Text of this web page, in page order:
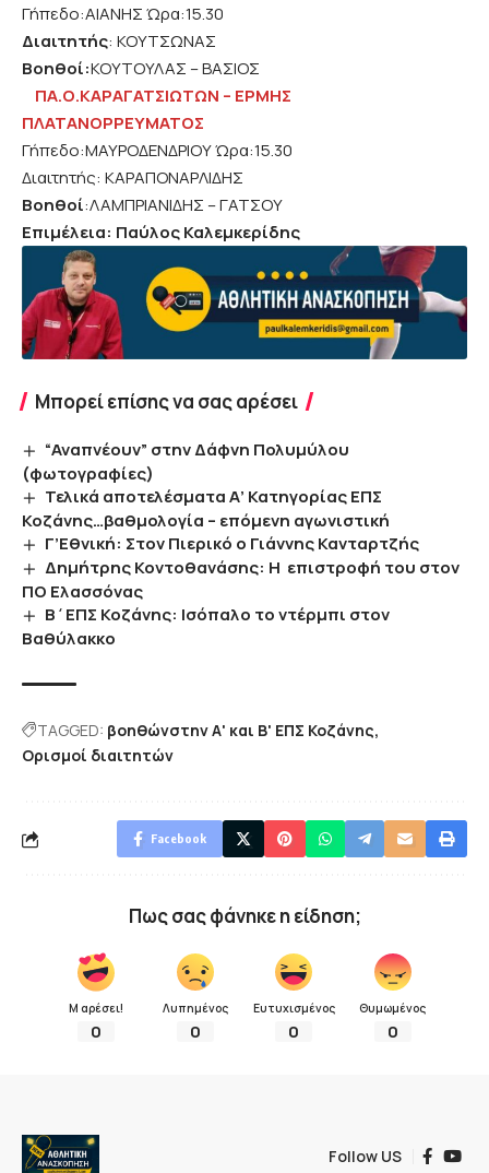
Γήπεδο:ΑΙΑΝΗΣ Ώρα:15.30
Διαιτητής: ΚΟΥΤΣΩΝΑΣ
Βοηθοί:ΚΟΥΤΟΥΛΑΣ – ΒΑΣΙΟΣ
ΠΑ.Ο.ΚΑΡΑΓΑΤΣΙΩΤΩΝ – ΕΡΜΗΣ
ΠΛΑΤΑΝΟΡΡΕΥΜΑΤΟΣ
Γήπεδο:ΜΑΥΡΟΔΕΝΔΡΙΟΥ Ώρα:15.30
Διαιτητής: ΚΑΡΑΠΟΝΑΡΛΙΔΗΣ
Βοηθοί:ΛΑΜΠΡΙΑΝΙΔΗΣ – ΓΑΤΣΟΥ
Επιμέλεια: Παύλος Καλεμκερίδης
Μπορεί επίσης να σας αρέσει
“Αναπνέουν” στην Δάφνη Πολυμύλου
(φωτογραφίες)
Τελικά αποτελέσματα Α’ Κατηγορίας ΕΠΣ
Κοζάνης…βαθμολογία – επόμενη αγωνιστική
Γ’Εθνική: Στον Πιερικό ο Γιάννης Κανταρτζής
Δημήτρης Κοντοθανάσης: Η επιστροφή του στον
ΠΟ Ελασσόνας
Β΄ΕΠΣ Κοζάνης: Ισόπαλο το ντέρμπι στον
Βαθύλακκο
TAGGED: βοηθώνστην Α' και Β' ΕΠΣ Κοζάνης
Ορισμοί διαιτητών
Facebook
Πως σας φάνηκε η είδηση;
Μ αρέσει!
0
Λυπημένος
0
Ευτυχισμένος
0
Θυμωμένος
0
Follow US